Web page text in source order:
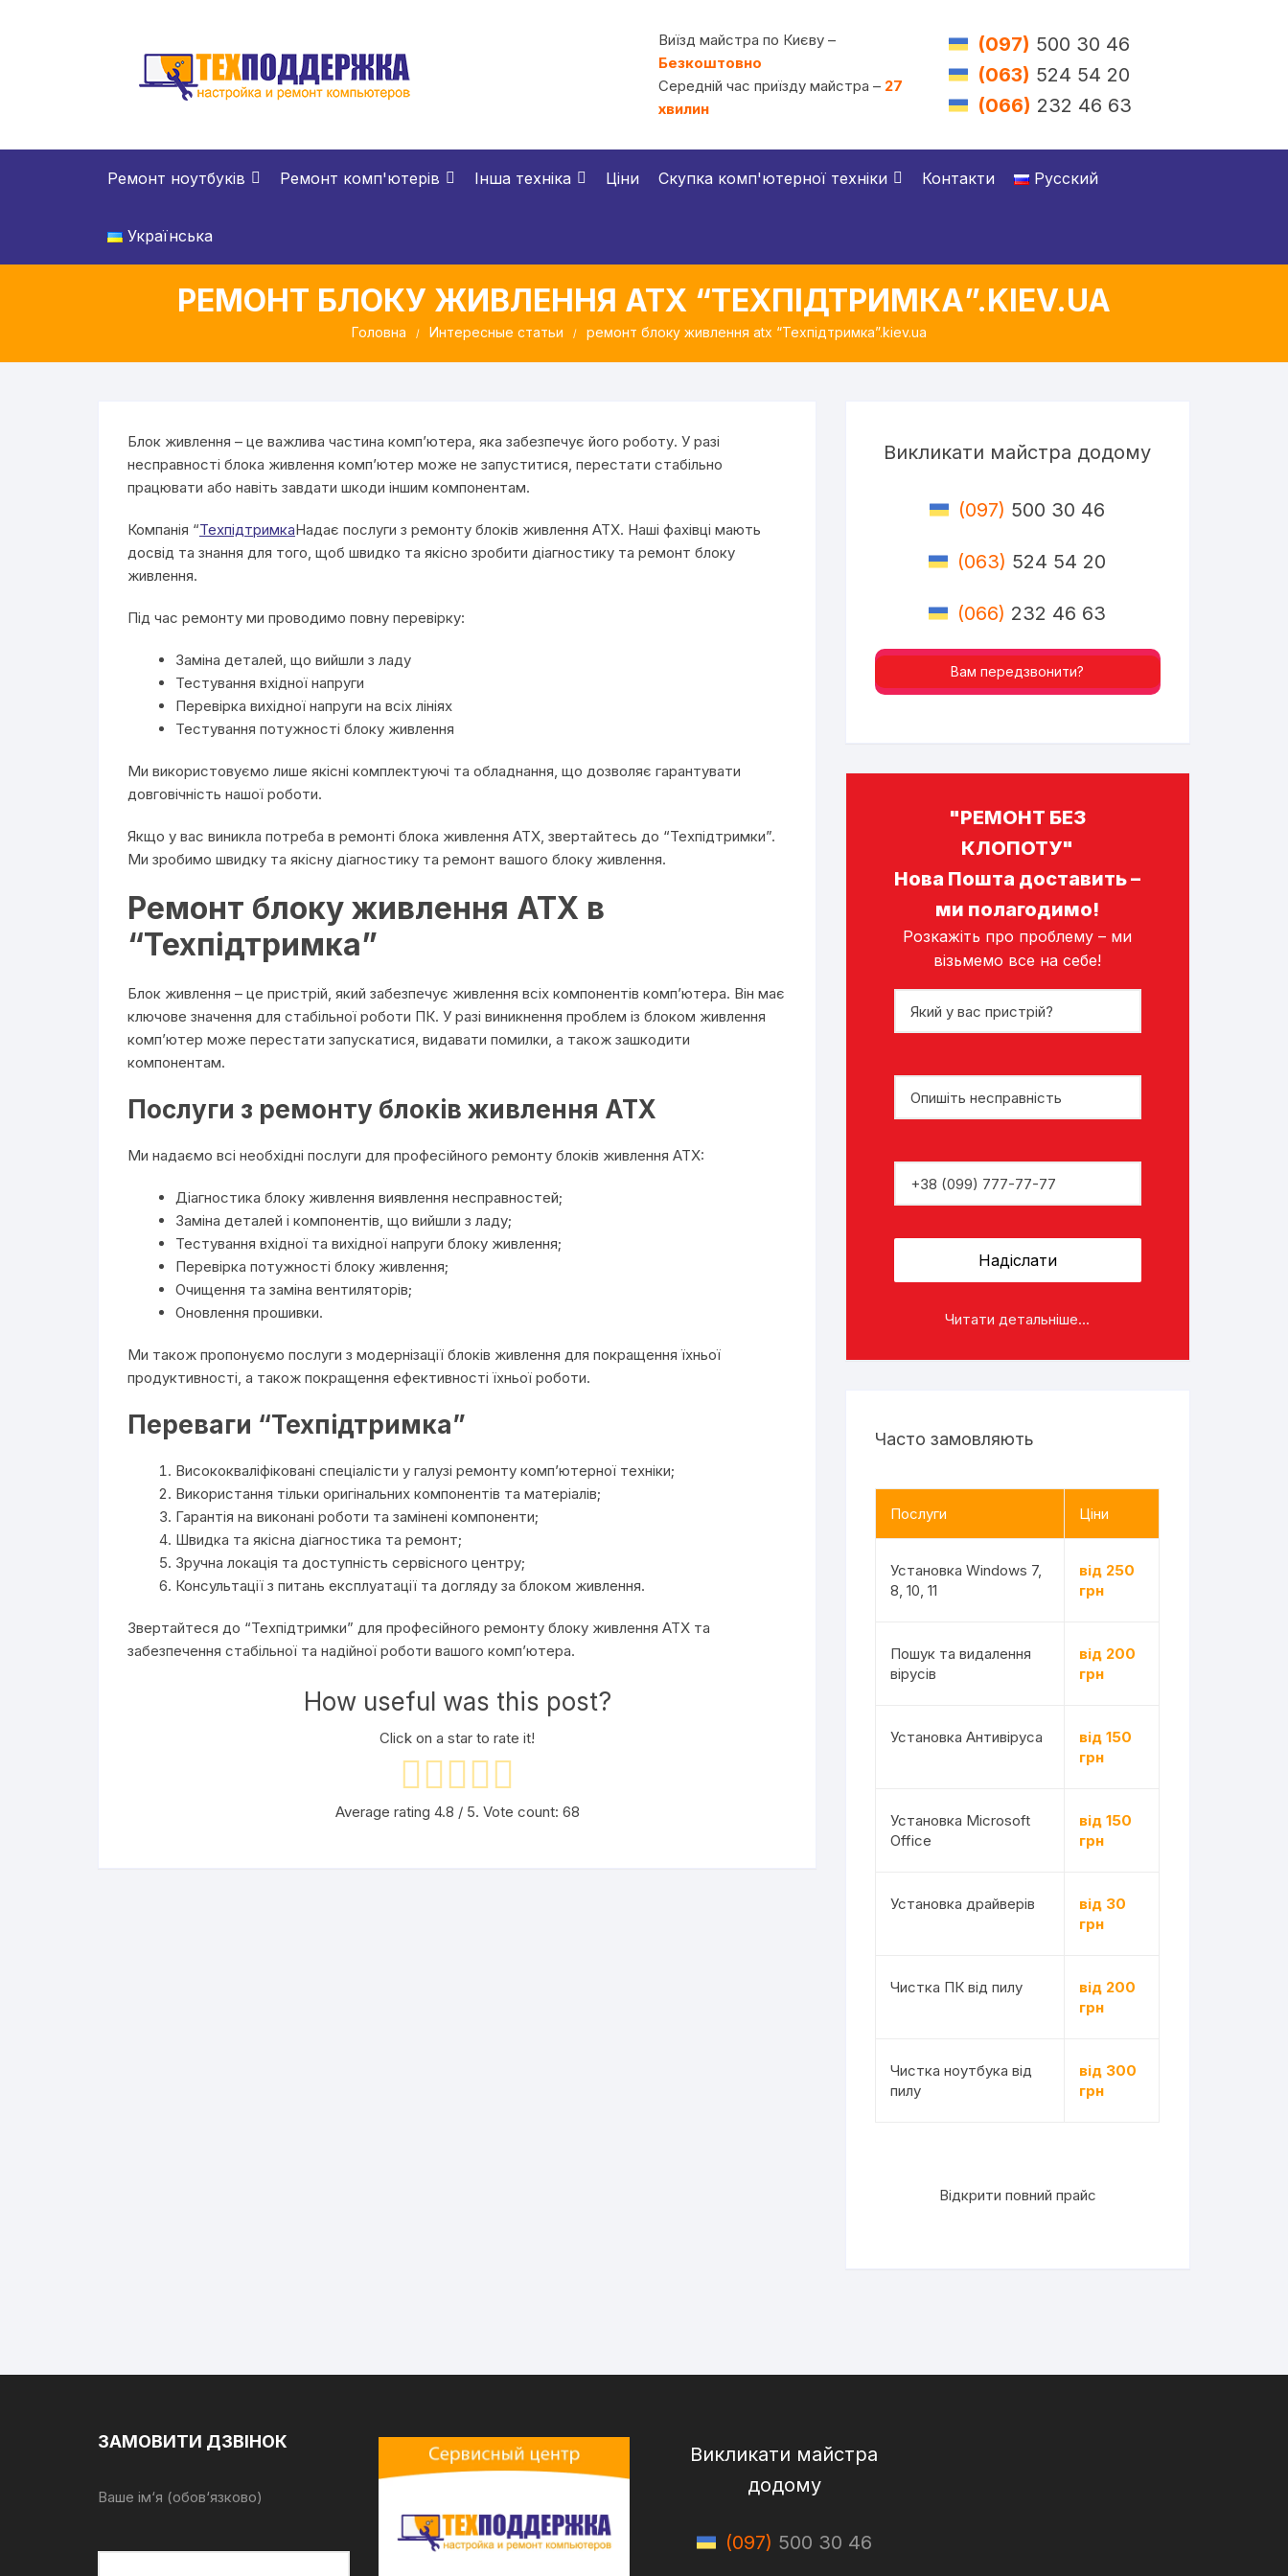
Виїзд майстра по Києву –
Безкоштовно
Середній час приїзду майстра – 27
хвилин
(097) 500 30 46
(063) 524 54 20
(066) 232 46 63
Ремонт ноутбуків Ремонт комп'ютерів Інша техніка Ціни Скупка комп'ютерної техніки Контакти Русский
Українська
РЕМОНТ БЛОКУ ЖИВЛЕННЯ ATX “ТЕХПІДТРИМКА”.KIEV.UA
Головна Интересные статьи ремонт блоку живлення atx “Техпідтримка”.kiev.ua
Блок живлення – це важлива частина комп’ютера, яка забезпечує його роботу. У разі
несправності блока живлення комп’ютер може не запуститися, перестати стабільно
працювати або навіть завдати шкоди іншим компонентам.
Компанія “ТехпідтримкаНадає послуги з ремонту блоків живлення ATX. Наші фахівці мають
досвід та знання для того, щоб швидко та якісно зробити діагностику та ремонт блоку
живлення.
Під час ремонту ми проводимо повну перевірку:
Заміна деталей, що вийшли з ладу
Тестування вхідної напруги
Перевірка вихідної напруги на всіх лініях
Тестування потужності блоку живлення
Ми використовуємо лише якісні комплектуючі та обладнання, що дозволяє гарантувати
довговічність нашої роботи.
Якщо у вас виникла потреба в ремонті блока живлення ATX, звертайтесь до “Техпідтримки”.
Ми зробимо швидку та якісну діагностику та ремонт вашого блоку живлення.
Ремонт блоку живлення ATX в
“Техпідтримка”
Блок живлення – це пристрій, який забезпечує живлення всіх компонентів комп’ютера. Він має
ключове значення для стабільної роботи ПК. У разі виникнення проблем із блоком живлення
комп’ютер може перестати запускатися, видавати помилки, а також зашкодити
компонентам.
Послуги з ремонту блоків живлення ATX
Ми надаємо всі необхідні послуги для професійного ремонту блоків живлення ATX:
Діагностика блоку живлення виявлення несправностей;
Заміна деталей і компонентів, що вийшли з ладу;
Тестування вхідної та вихідної напруги блоку живлення;
Перевірка потужності блоку живлення;
Очищення та заміна вентиляторів;
Оновлення прошивки.
Ми також пропонуємо послуги з модернізації блоків живлення для покращення їхньої
продуктивності, а також покращення ефективності їхньої роботи.
Переваги “Техпідтримка”
Висококваліфіковані спеціалісти у галузі ремонту комп’ютерної техніки;
Використання тільки оригінальних компонентів та матеріалів;
Гарантія на виконані роботи та замінені компоненти;
Швидка та якісна діагностика та ремонт;
Зручна локація та доступність сервісного центру;
Консультації з питань експлуатації та догляду за блоком живлення.
Звертайтеся до “Техпідтримки” для професійного ремонту блоку живлення ATX та
забезпечення стабільної та надійної роботи вашого комп’ютера.
How useful was this post?
Click on a star to rate it!
Average rating 4.8 / 5. Vote count: 68
Викликати майстра додому
(097) 500 30 46
(063) 524 54 20
(066) 232 46 63
Вам передзвонити?
"РЕМОНТ БЕЗ
КЛОПОТУ"
Нова Пошта доставить –
ми полагодимо!
Розкажіть про проблему – ми
візьмемо все на себе!
Читати детальніше...
Часто замовляють
Послуги Ціни
Установка Windows 7,
8, 10, 11
від 250
грн
Пошук та видалення
вірусів
від 200
грн
Установка Антивіруса
від 150
грн
Установка Microsoft
Office
від 150
грн
Установка драйверів
від 30
грн
Чистка ПК від пилу
від 200
грн
Чистка ноутбука від
пилу
від 300
грн
Відкрити повний прайс
ЗАМОВИТИ ДЗВІНОК
Ваше ім‘я (обов‘язково)
Викликати майстра
додому
(097) 500 30 46